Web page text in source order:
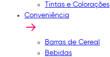
Tintas e Colorações
Conveniência
Barras de Cereal
Bebidas